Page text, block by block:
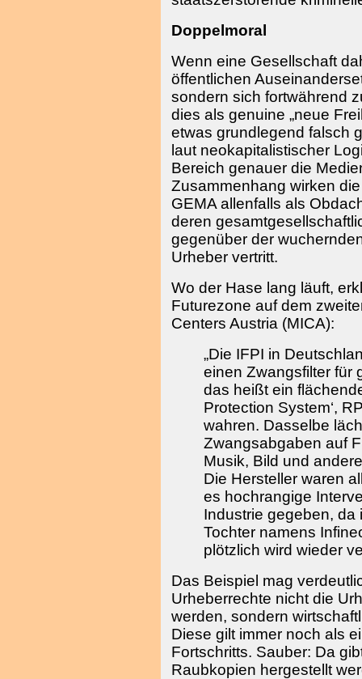
Doppelmoral
Wenn eine Gesellschaft
öffentlichen
sondern sich fortwährend
dies als genuine „neue
etwas grundlegend falsch
laut neokapitalistischer
Bereich genauer die
Zusammenhang wirken
GEMA allenfalls als
deren
gegenüber der
Urheber vertritt.
Wo der Hase lang läuft,
Futurezone auf dem
Centers Austria (MICA):
„Die IFPI in
einen Zwangsfilter für
das heißt ein
Protection System‘,
wahren. Dasselbe
Zwangsabgaben auf
Musik, Bild und
Die Hersteller waren
es hochrangige
Industrie gegeben, da
Tochter namens
plötzlich wird wieder
Das Beispiel mag
Urheberrechte nicht die
werden, sondern
Diese gilt immer noch als
Fortschritts. Sauber: Da
Raubkopien hergestellt